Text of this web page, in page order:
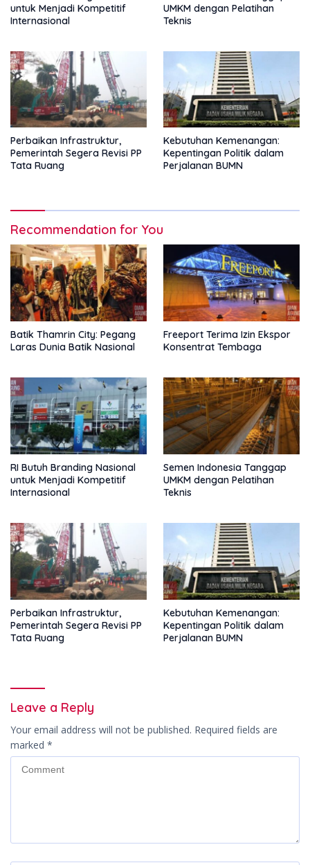
untuk Menjadi Kompetitif
Internasional
UMKM dengan Pelatihan
Teknis
Perbaikan Infrastruktur,
Pemerintah Segera Revisi PP
Tata Ruang
Kebutuhan Kemenangan:
Kepentingan Politik dalam
Perjalanan BUMN
Recommendation for You
Batik Thamrin City: Pegang
Laras Dunia Batik Nasional
Freeport Terima Izin Ekspor
Konsentrat Tembaga
RI Butuh Branding Nasional
untuk Menjadi Kompetitif
Internasional
Semen Indonesia Tanggap
UMKM dengan Pelatihan
Teknis
Perbaikan Infrastruktur,
Pemerintah Segera Revisi PP
Tata Ruang
Kebutuhan Kemenangan:
Kepentingan Politik dalam
Perjalanan BUMN
Leave a Reply
Your email address will not be published. Required fields are
marked *